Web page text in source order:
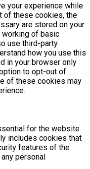
your experience while
of these cookies, the
are stored on your
of basic
use third-party
how you use this
in your browser only
to opt-out of
of these cookies may
for the website
includes cookies that
features of the
personal